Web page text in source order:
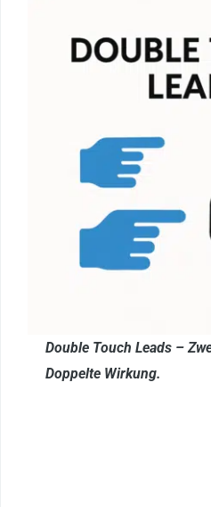
Double Touch Leads –
Doppelte Wirkung.